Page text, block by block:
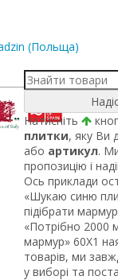
(Польща)
Натисніть
плитки, яку Ви
або артикул.
пропозицію і
Ось приклади
«Шукаю синю
підібрати
«Потрібно 2000
мармур» 60Х1
товарів, ми
у виборі та